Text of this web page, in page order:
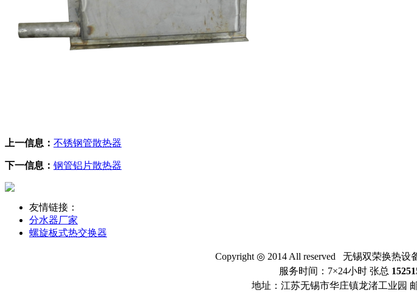
上一信息： 不锈钢管散热器
下一信息： 钢管铝片散热器
友情链接：
分水器厂家
螺旋板式热交换器
Copyright ◎ 2014 All reserved 无锡双荣换热设
服务时间：7×24小时 张总
地址：江苏无锡市华庄镇龙渚工业园